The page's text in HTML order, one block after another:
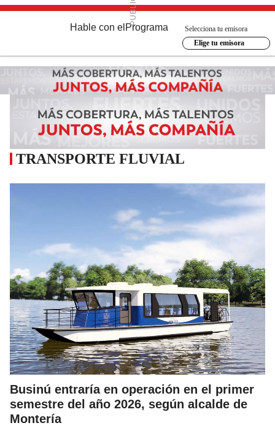
Hable con el Programa
Selecciona tu emisora
Elige tu emisora
TRANSPORTE FLUVIAL
Businú entraría en operación en el primer
semestre del año 2026, según alcalde de
Montería